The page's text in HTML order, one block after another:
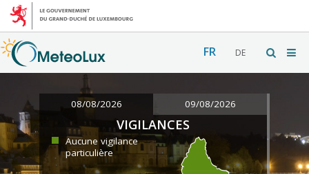
FR DE
08/08/2026 09/08/2026
VIGILANCES
Aucune vigilance
particulière